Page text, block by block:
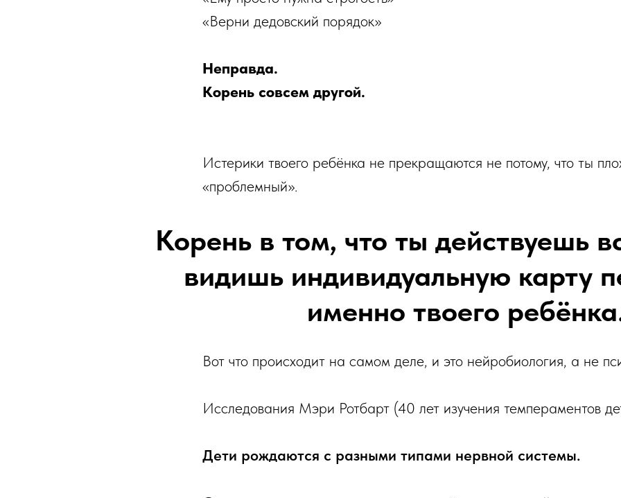
«Верни дедовский порядок»
Неправда.
Корень совсем другой.
Истерики твоего ребёнка не прекращаются не потому, что ты
«проблемный».
Корень в том, что ты действуешь
видишь индивидуальную карту
именно твоего
Вот что происходит на самом деле, и это нейробиология, а не
Исследования Мэри Ротбарт (40 лет изучения темпераментов
Дети рождаются с разными типами нервной системы.